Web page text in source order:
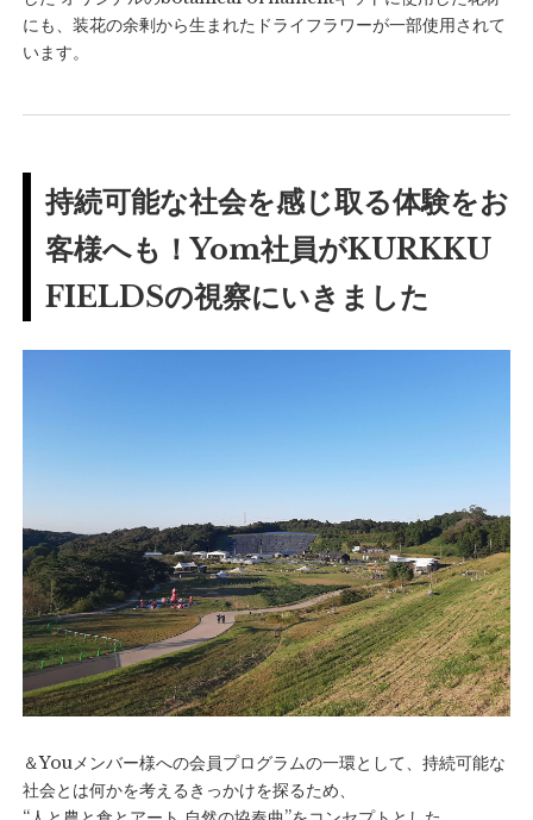
にも、装花の余剰から生まれたドライフラワーが一部使用されて
います。
持続可能な社会を感じ取る体験をお
客様へも！Yom社員がKURKKU
FIELDSの視察にいきました
＆Youメンバー様への会員プログラムの一環として、持続可能な
社会とは何かを考えるきっかけを探るため、